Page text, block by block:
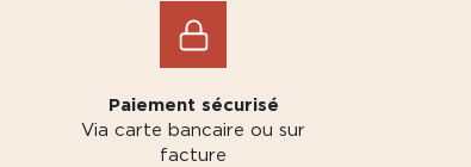
Paiement sécurisé
Via carte bancaire ou sur
facture